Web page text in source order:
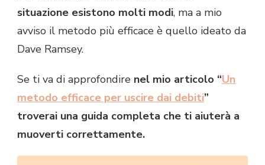
situazione esistono molti modi, ma a mio
avviso il metodo più efficace è quello ideato da
Dave Ramsey.
Se ti va di approfondire nel mio articolo “Un
metodo efficace per uscire dai debiti”
troverai una guida completa che ti aiuterà a
muoverti correttamente.